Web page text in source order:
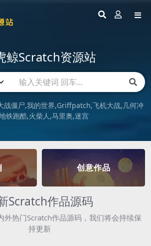
鲸Scratch资源站
战僵尸 我的世界 Griffpatch 飞机大战 几何冲
铁跑酷 火柴人 马里奥 迷宫
创意作品
Scratch作品源码
外热门Scratch作品源码，我们将会持续保
持更新